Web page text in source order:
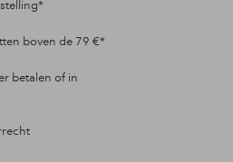
boven de 79 €*
betalen of in